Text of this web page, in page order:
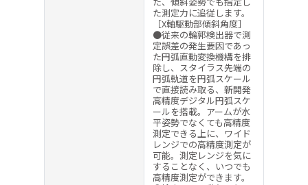
た測定力に追従します。
［X軸駆動部傾斜角度］
●従来の輪郭検出器で測
定誤差の発生要因であっ
た円弧直動変換機構を排
除し、スタイラス先端の
円弧軌道を円弧スケール
で直接読み取る、新開発
高精度デジタル円弧スケ
ールを搭載。アームが水
平姿勢でなくても高精度
測定できる上に、ワイド
レンジでの高精度測定が
可能。測定レンジを気に
することなく、いつでも
高精度測定ができます。